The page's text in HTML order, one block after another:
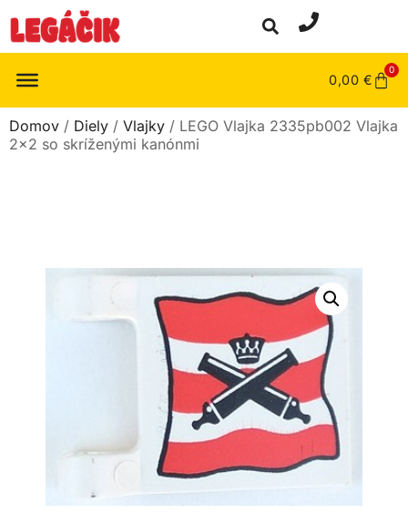
0,00 €
0
Domov / Diely / Vlajky / LEGO Vlajka 2335pb002 Vlajka
2×2 so skríženými kanónmi